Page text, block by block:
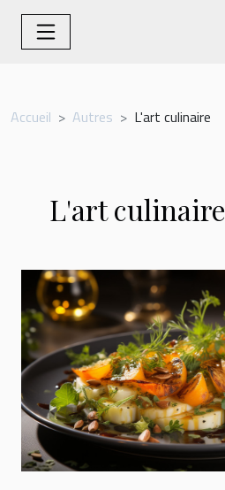
Accueil Autres L'art culinaire
L'art culinaire